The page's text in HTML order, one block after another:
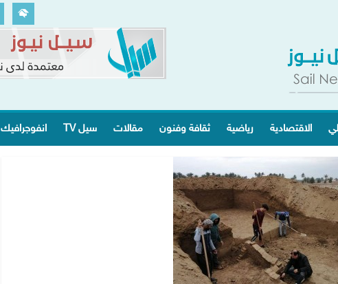
الاقتصادية رياضية ثقافة وفنون مقالات سيل TV انفوجرافيك